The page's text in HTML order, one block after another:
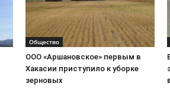
Общество
ООО «Аршановское» первым в
Хакасии приступило к уборке
зерновых